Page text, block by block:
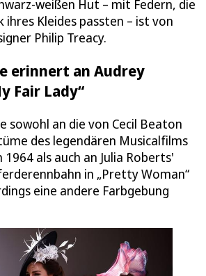
weißen Hut – mit Federn, die
Kleides passten – ist von
Philip Treacy.
erinnert an Audrey
Fair Lady“
sowohl an die von Cecil Beaton
des legendären Musicalfilms
1964 als auch an Julia Roberts'
in „Pretty Woman“
eine andere Farbgebung